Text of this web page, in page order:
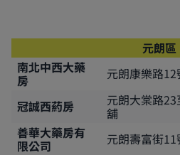
元朗區
南北中西大藥
房
元朗康樂路12
冠誠西葯房
元朗大棠路
舖
善華大藥房有
限公司
元朗壽富街11